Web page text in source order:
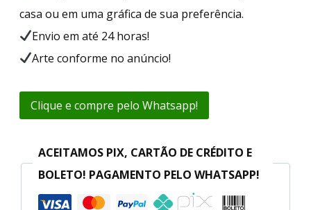
casa ou em uma gráfica de sua preferência.
Envio em até 24 horas!
Arte conforme no anúncio!
Clique e compre pelo Whatsapp!
ACEITAMOS PIX, CARTÃO DE CRÉDITO E
BOLETO! PAGAMENTO PELO WHATSAPP!